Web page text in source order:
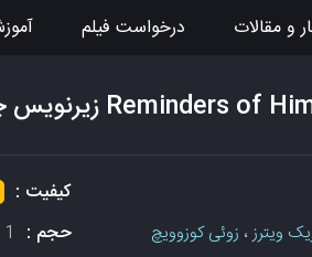
و مقالات درخواست فیلم
کیفیت :
ویترز، زوئی کوزوویچ حجم : 1 GB